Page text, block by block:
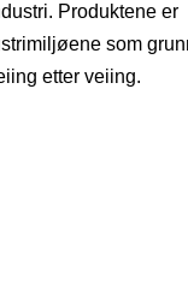
Produktene er
som
etter veiing.